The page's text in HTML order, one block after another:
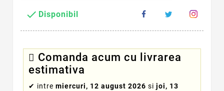
 Disponibil
Comanda acum cu livrarea
estimativa
✔ intre miercuri, 12 august 2026 si joi, 13